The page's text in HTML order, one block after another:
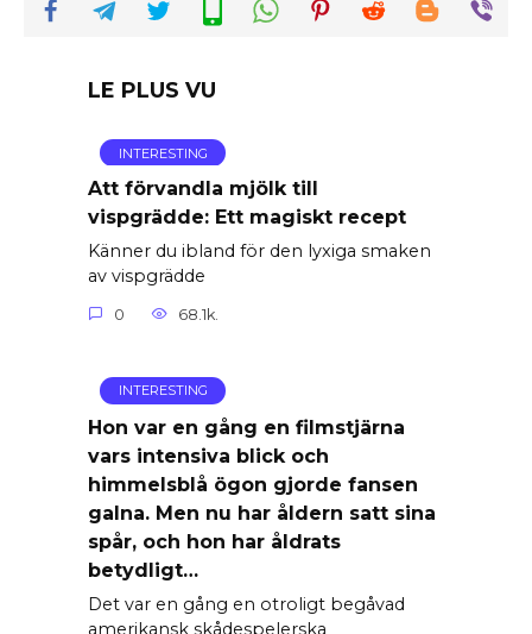
LE PLUS VU
INTERESTING
Att förvandla mjölk till
vispgrädde: Ett magiskt recept
Känner du ibland för den lyxiga smaken
av vispgrädde
0 68.1k.
INTERESTING
Hon var en gång en filmstjärna
vars intensiva blick och
himmelsblå ögon gjorde fansen
galna. Men nu har åldern satt sina
spår, och hon har åldrats
betydligt…
Det var en gång en otroligt begåvad
amerikansk skådespelerska